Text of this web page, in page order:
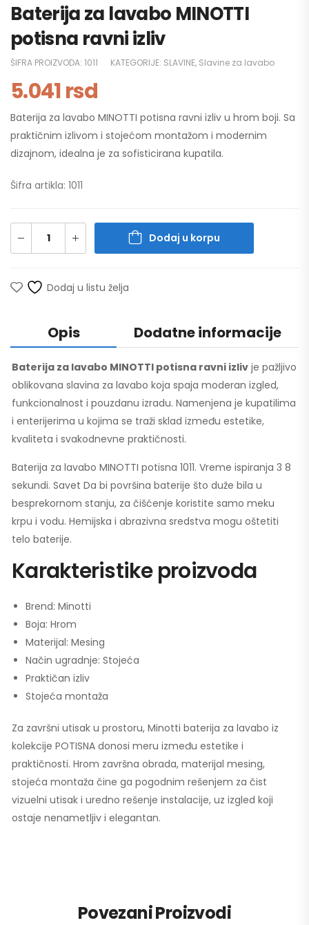
Baterija za lavabo MINOTTI
potisna ravni izliv
ŠIFRA PROIZVODA: 1011 KATEGORIJE: SLAVINE, Slavine za lavabo
5.041rsd
Baterija za lavabo MINOTTI potisna ravni izliv u hrom boji. Sa
praktičnim izlivom i stojećom montažom i modernim
dizajnom, idealna je za sofisticirana kupatila.
Šifra artikla: 1011
Dodaj u korpu
Dodaj u listu želja
Opis Dodatne informacije
Baterija za lavabo MINOTTI potisna ravni izliv je pažljivo
oblikovana slavina za lavabo koja spaja moderan izgled,
funkcionalnost i pouzdanu izradu. Namenjena je kupatilima
i enterijerima u kojima se traži sklad između estetike,
kvaliteta i svakodnevne praktičnosti.
Baterija za lavabo MINOTTI potisna 1011. Vreme ispiranja 3 8
sekundi. Savet Da bi površina baterije što duže bila u
besprekornom stanju, za čišćenje koristite samo meku
krpu i vodu. Hemijska i abrazivna sredstva mogu oštetiti
telo baterije.
Karakteristike proizvoda
Brend: Minotti
Boja: Hrom
Materijal: Mesing
Način ugradnje: Stojeća
Praktičan izliv
Stojeća montaža
Za završni utisak u prostoru, Minotti baterija za lavabo iz
kolekcije POTISNA donosi meru između estetike i
praktičnosti. Hrom završna obrada, materijal mesing,
stojeća montaža čine ga pogodnim rešenjem za čist
vizuelni utisak i uredno rešenje instalacije, uz izgled koji
ostaje nenametljiv i elegantan.
Povezani Proizvodi